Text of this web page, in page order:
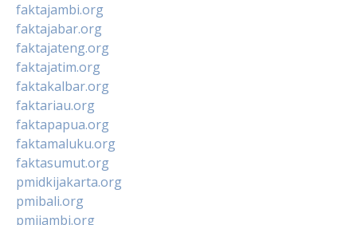
faktajambi.org
faktajabar.org
faktajateng.org
faktajatim.org
faktakalbar.org
faktariau.org
faktapapua.org
faktamaluku.org
faktasumut.org
pmidkijakarta.org
pmibali.org
pmijambi.org